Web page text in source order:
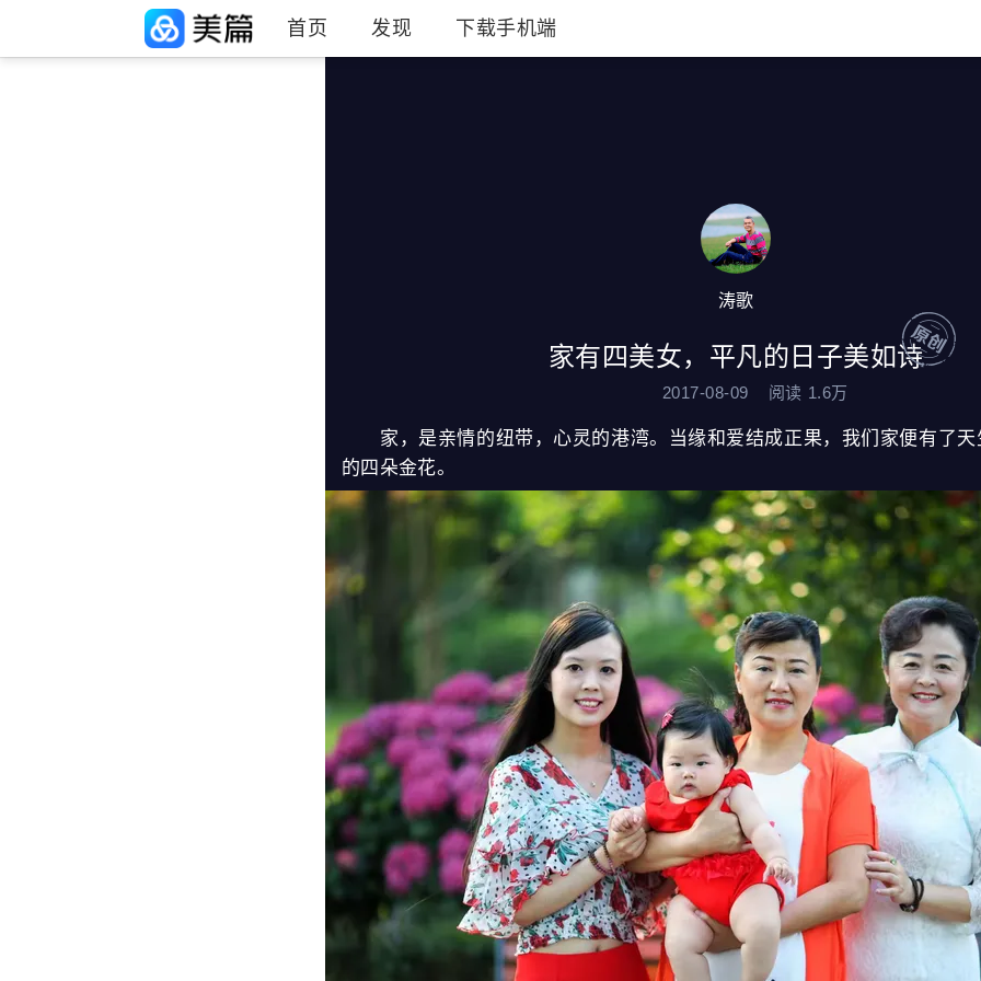
首页 发现 下载手机端
涛歌
家有四美女，平凡的日子美如诗
2017-08-09 阅读 1.6万
家，是亲情的纽带，心灵的港湾。当缘和爱结成正果，我们家便有了天
的四朵金花。